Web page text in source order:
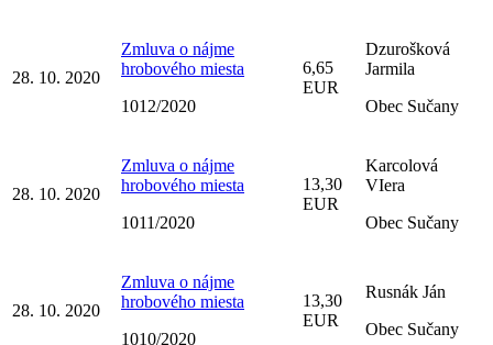
28. 10. 2020
Zmluva o nájme
hrobového miesta
1012/2020
6,65
EUR
Dzurošková
Jarmila
Obec Sučany
28. 10. 2020
Zmluva o nájme
hrobového miesta
1011/2020
13,30
EUR
Karcolová
VIera
Obec Sučany
28. 10. 2020
Zmluva o nájme
hrobového miesta
1010/2020
13,30
EUR
Rusnák Ján
Obec Sučany